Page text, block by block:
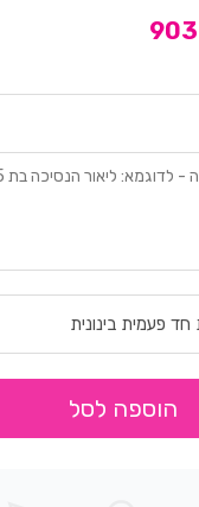
הוספה לסל